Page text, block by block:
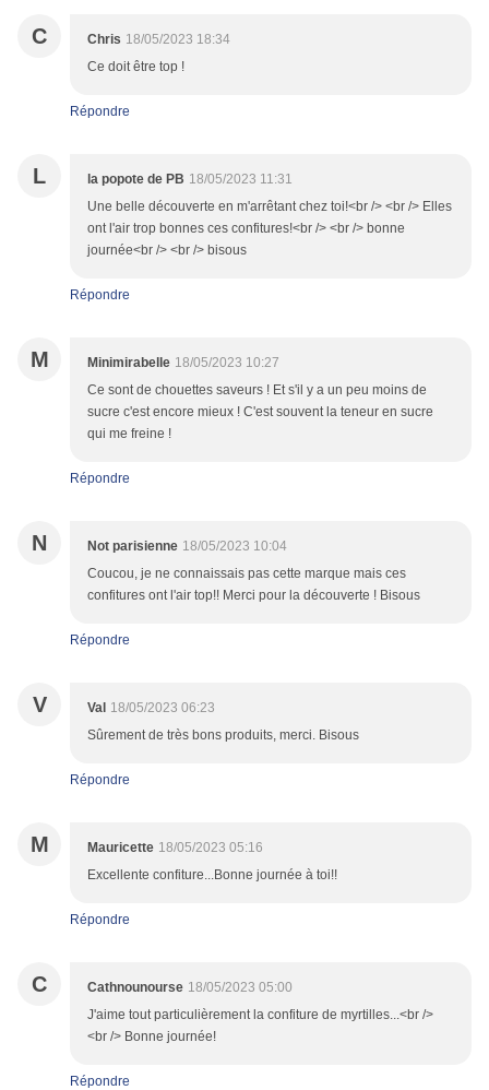
C Chris 18/05/2023 18:34
Ce doit être top !
Répondre
L la popote de PB 18/05/2023 11:31
Une belle découverte en m'arrêtant chez toi!<br /> <br /> Elles
ont l'air trop bonnes ces confitures!<br /> <br /> bonne
journée<br /> <br /> bisous
Répondre
M Minimirabelle 18/05/2023 10:27
Ce sont de chouettes saveurs ! Et s'il y a un peu moins de
sucre c'est encore mieux ! C'est souvent la teneur en sucre
qui me freine !
Répondre
N Not parisienne 18/05/2023 10:04
Coucou, je ne connaissais pas cette marque mais ces
confitures ont l'air top!! Merci pour la découverte ! Bisous
Répondre
V Val 18/05/2023 06:23
Sûrement de très bons produits, merci. Bisous
Répondre
M Mauricette 18/05/2023 05:16
Excellente confiture...Bonne journée à toi!!
Répondre
C Cathnounourse 18/05/2023 05:00
J'aime tout particulièrement la confiture de myrtilles...<br />
<br /> Bonne journée!
Répondre